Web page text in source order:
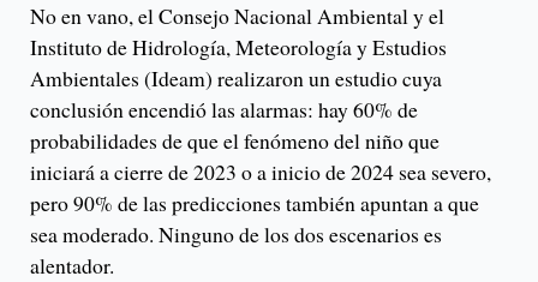
No en vano, el Consejo Nacional Ambiental y el
Instituto de Hidrología, Meteorología y Estudios
Ambientales (Ideam) realizaron un estudio cuya
conclusión encendió las alarmas: hay 60% de
probabilidades de que el fenómeno del niño que
iniciará a cierre de 2023 o a inicio de 2024 sea severo,
pero 90% de las predicciones también apuntan a que
sea moderado. Ninguno de los dos escenarios es
alentador.